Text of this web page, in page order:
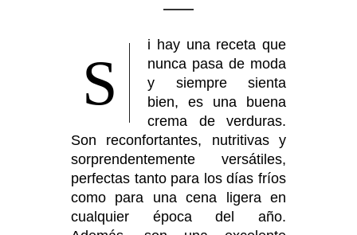
S
i hay una receta que
nunca pasa de moda
y siempre sienta
bien, es una buena
crema de verduras.
Son reconfortantes, nutritivas y
sorprendentemente versátiles,
perfectas tanto para los días fríos
como para una cena ligera en
cualquier época del año.